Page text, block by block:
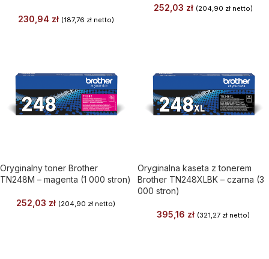
230,94 zł (187,76 złnetto)
252,03 zł (204,90 zł netto)
Oryginalny toner Brother
TN248M – magenta (1 000 stron)
252,03 zł (204,90 zł netto)
Oryginalna kaseta z tonerem
Brother TN248XLBK – czarna (3
000 stron)
395,16 zł (321,27 zł netto)